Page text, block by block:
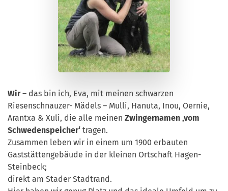
Wir– das bin ich, Eva, mit meinen schwarzen
Riesenschnauzer- Mädels – Mulli, Hanuta, Inou, Oernie,
Arantxa & Xuli, die alle meinen Zwingernamen ‚vom
Schwedenspeicher‘ tragen.
Zusammen leben wir in einem um 1900 erbauten
Gaststättengebäude in der kleinen Ortschaft Hagen-
Steinbeck;
direkt am Stader Stadtrand.